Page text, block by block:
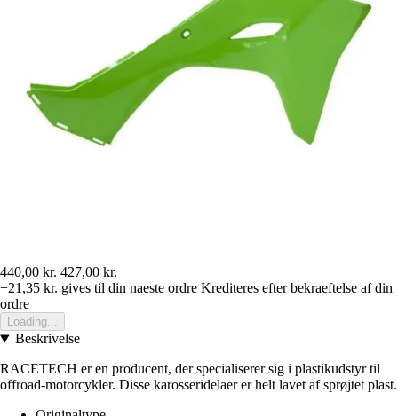
440,00 kr. 427,00 kr.
+21,35 kr. gives til din naeste ordre Krediteres efter bekraeftelse af din
ordre
Loading...
Beskrivelse
RACETECH er en producent, der specialiserer sig i plastikudstyr til
offroad-motorcykler. Disse karosseridelaer er helt lavet af sprøjtet plast.